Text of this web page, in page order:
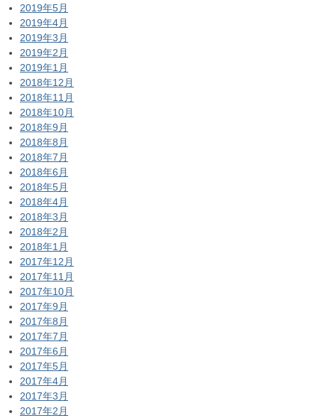
2019年5月
2019年4月
2019年3月
2019年2月
2019年1月
2018年12月
2018年11月
2018年10月
2018年9月
2018年8月
2018年7月
2018年6月
2018年5月
2018年4月
2018年3月
2018年2月
2018年1月
2017年12月
2017年11月
2017年10月
2017年9月
2017年8月
2017年7月
2017年6月
2017年5月
2017年4月
2017年3月
2017年2月